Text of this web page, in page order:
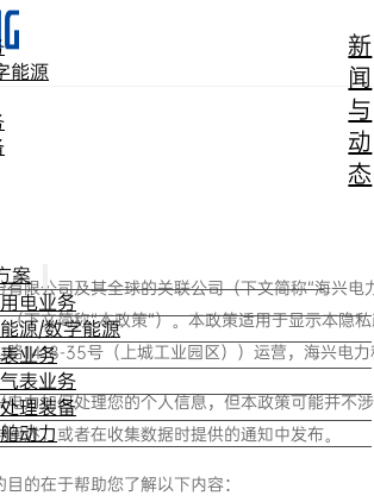
转到页脚
能源
新
闻
与
动
态
案
电业务
源/数字能源
业务
表业务
理装备
动力
限公司及其全球的关联公司（下文简称“海兴
（下文简称“本政策”）。本政策适用于显示本隐
路1418-35号（上城工业园区））运营，海兴电
电力如何处理您的个人信息，但本政策可能并不
述，或者在收集数据时提供的通知中发布。
的在于帮助您了解以下内容：